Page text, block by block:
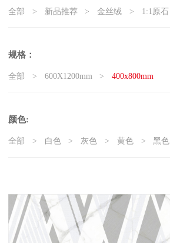
全部 新品推荐 金丝绒 1:1原石
精工大理石
3D微雕 臻白超平 臻白质感砖系列
规格：
全部 600X1200mm 400x800mm
颜色:
全部 白色 灰色 黄色 黑色